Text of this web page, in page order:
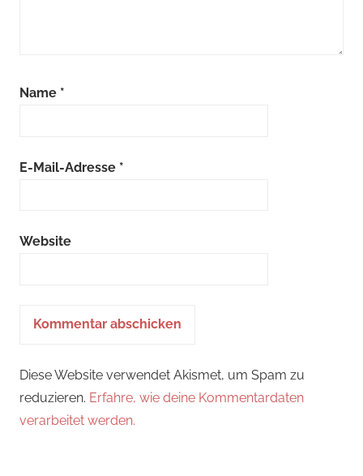
Name *
E-Mail-Adresse *
Website
Diese Website verwendet Akismet, um Spam zu
reduzieren. Erfahre, wie deine Kommentardaten
verarbeitet werden.